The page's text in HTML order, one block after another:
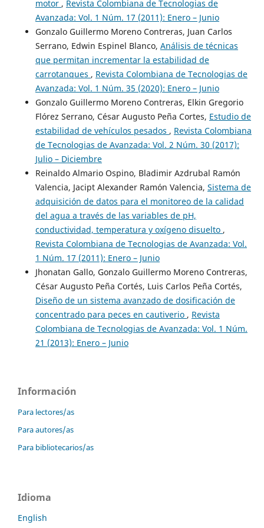
motor , Revista Colombiana de Tecnologias de
Avanzada: Vol. 1 Núm. 17 (2011): Enero – Junio
Gonzalo Guillermo Moreno Contreras, Juan Carlos
Serrano, Edwin Espinel Blanco, Análisis de técnicas
que permitan incrementar la estabilidad de
carrotanques , Revista Colombiana de Tecnologias de
Avanzada: Vol. 1 Núm. 35 (2020): Enero – Junio
Gonzalo Guillermo Moreno Contreras, Elkin Gregorio
Flórez Serrano, César Augusto Peña Cortes, Estudio de
estabilidad de vehículos pesados , Revista Colombiana
de Tecnologias de Avanzada: Vol. 2 Núm. 30 (2017):
Julio – Diciembre
Reinaldo Almario Ospino, Bladimir Azdrubal Ramón
Valencia, Jacipt Alexander Ramón Valencia, Sistema de
adquisición de datos para el monitoreo de la calidad
del agua a través de las variables de pH,
conductividad, temperatura y oxígeno disuelto ,
Revista Colombiana de Tecnologias de Avanzada: Vol.
1 Núm. 17 (2011): Enero – Junio
Jhonatan Gallo, Gonzalo Guillermo Moreno Contreras,
César Augusto Peña Cortés, Luis Carlos Peña Cortés,
Diseño de un sistema avanzado de dosificación de
concentrado para peces en cautiverio , Revista
Colombiana de Tecnologias de Avanzada: Vol. 1 Núm.
21 (2013): Enero – Junio
Información
Para lectores/as
Para autores/as
Para bibliotecarios/as
Idioma
English